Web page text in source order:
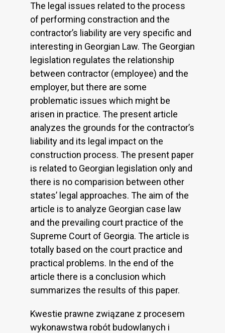
The legal issues related to the process
of performing constraction and the
contractor’s liability are very specific and
interesting in Georgian Law. The Georgian
legislation regulates the relationship
between contractor (employee) and the
employer, but there are some
problematic issues which might be
arisen in practice. The present article
analyzes the grounds for the contractor’s
liability and its legal impact on the
construction process. The present paper
is related to Georgian legislation only and
there is no comparision between other
states’ legal approaches. The aim of the
article is to analyze Georgian case law
and the prevailing court practice of the
Supreme Court of Georgia. The article is
totally based on the court practice and
practical problems. In the end of the
article there is a conclusion which
summarizes the results of this paper.
Kwestie prawne związane z procesem
wykonawstwa robót budowlanych i